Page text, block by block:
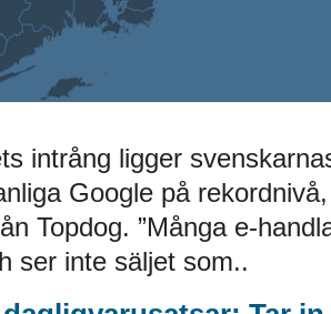
intrång ligger
Google på
Topdog. ”Många e-
ser inte säljet som..